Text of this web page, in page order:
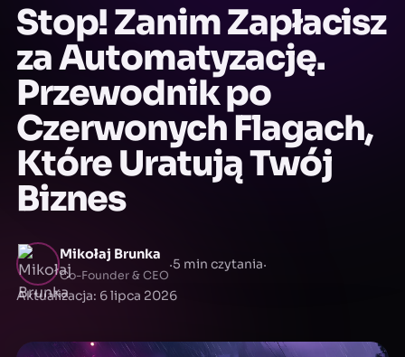
Stop! Zanim Zapłacisz
za Automatyzację.
Przewodnik po
Czerwonych Flagach,
Które Uratują Twój
Biznes
Mikołaj Brunka
Co-Founder & CEO
·5 min czytania·
Aktualizacja: 6 lipca 2026